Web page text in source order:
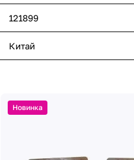
121899
Китай
Новинка